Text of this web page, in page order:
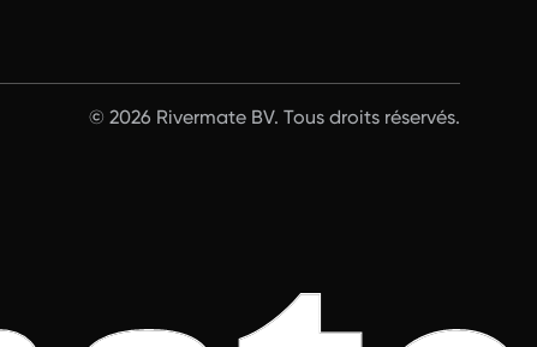
© 2026 Rivermate BV. Tous droits réservés.